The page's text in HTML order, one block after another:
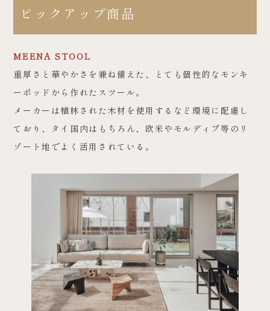
ピックアップ商品
MEENA STOOL
重厚さと華やかさを兼ね備えた、とても個性的なモンキ
ーポッドから作れたスツール。
メーカーは植林された木材を使用するなど環境に配慮し
ており、タイ国内はもちろん、欧米やモルディブ等のリ
ゾート地でよく活用されている。